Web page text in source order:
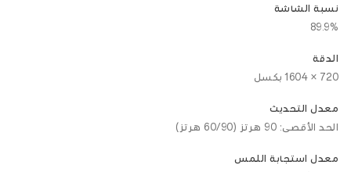
نسبة الشاشة
89.9%
الدقة
720 × 1604 بكسل
معدل التحديث
الحد الأقصى: 90 هرتز (60/90 هرتز)
معدل استجابة اللمس